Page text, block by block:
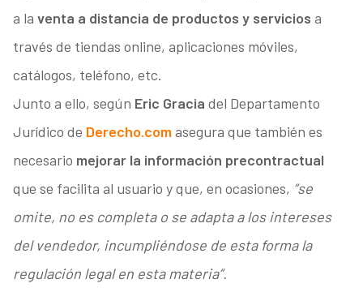
a la venta a distancia de productos y servicios a
través de tiendas online, aplicaciones móviles,
catálogos, teléfono, etc.
Junto a ello, según Eric Gracia del Departamento
Jurídico de Derecho.comasegura que también es
necesario mejorar la información precontractual
que se facilita al usuario y que, en ocasiones, “se
omite, no es completa o se adapta a los intereses
del vendedor, incumpliéndose de esta forma la
regulación legal en esta materia”.